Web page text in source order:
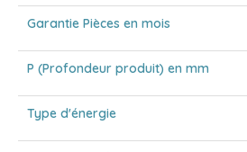
Garantie Pièces en mois
P (Profondeur produit) en mm
Type d'énergie